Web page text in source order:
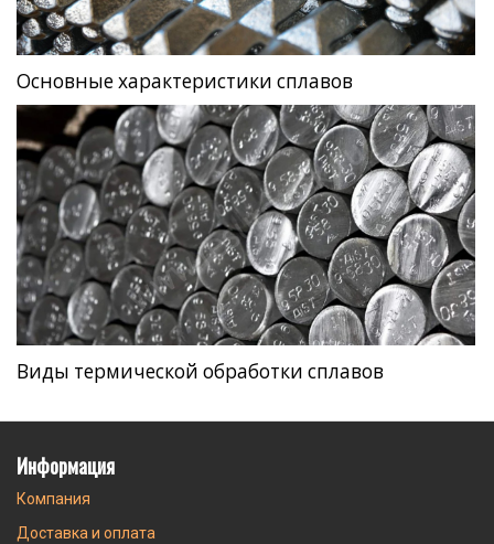
Основные характеристики сплавов
Виды термической обработки сплавов
Информация
Компания
Доставка и оплата